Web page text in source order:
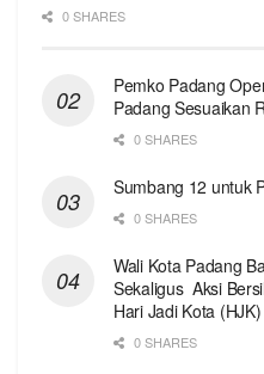
0 SHARES
Pemko Padang
Padang Sesuaikan
0 SHARES
Sumbang 12 untuk
0 SHARES
Wali Kota Padang
Sekaligus Aksi
Hari Jadi Kota
0 SHARES